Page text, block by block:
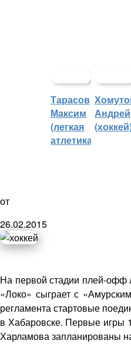
Тарасов
Максим
(легкая
атлетика)
Андрей
от
26.02.2015
На первой стадии плей-офф
«Локо» сыграет с
регламента стартовые
в Хабаровске. Первые игры
Харламова запланированы